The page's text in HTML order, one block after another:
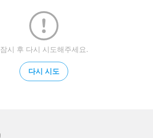
잠시 후 다시 시도해주세요.
다시 시도